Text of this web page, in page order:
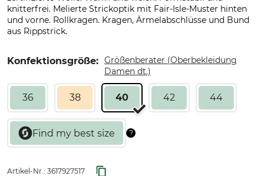
knitterfrei. Melierte Strickoptik mit Fair-Isle-Muster hinten
und vorne. Rollkragen. Kragen, Ärmelabschlüsse und Bund
aus Rippstrick.
Konfektionsgröße: Größenberater (Oberbekleidung
Damen dt.)
36 38 40 42 44
Artikel-Nr.: 3617927517